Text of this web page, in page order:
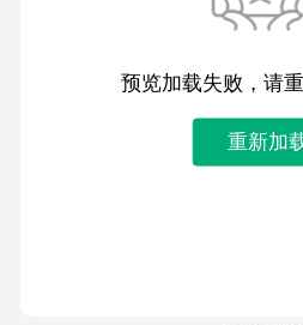
预览加载失败，请
重新加